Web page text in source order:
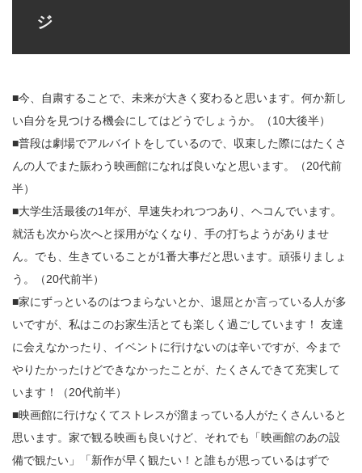
ジ
■今、自粛することで、未来が大きく変わると思います。何か新し
い自分を見つける機会にしてはどうでしょうか。（10大後半）
■普段は劇場でアルバイトをしているので、収束した際にはたくさ
んの人でまた賑わう映画館になれば良いなと思います。（20代前
半）
■大学生活最後の1年が、早速失われつつあり、ヘコんでいます。
就活も次から次へと採用がなくなり、手の打ちようがありませ
ん。でも、生きていることが1番大事だと思います。頑張りましょ
う。（20代前半）
■家にずっといるのはつまらないとか、退屈とか言っている人が多
いですが、私はこのお家生活とても楽しく過ごしています！ 友達
に会えなかったり、イベントに行けないのは辛いですが、今まで
やりたかったけどできなかったことが、たくさんできて充実して
います！（20代前半）
■映画館に行けなくてストレスが溜まっている人がたくさんいると
思います。家で観る映画も良いけど、それでも「映画館のあの設
備で観たい」「新作が早く観たい！と誰もが思っているはずで